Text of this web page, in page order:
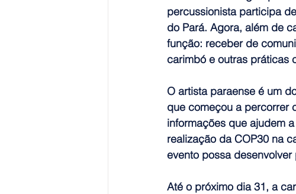
percussionista participa
do Pará. Agora, além de
função: receber de
carimbó e outras práticas
O artista paraense é um
que começou a percorrer
informações que ajudem
realização da COP30 na
evento possa
Até o próximo dia 31, a